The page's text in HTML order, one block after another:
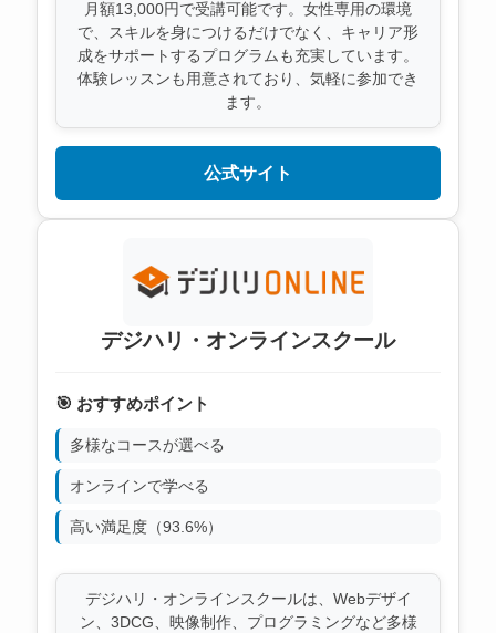
月額13,000円で受講可能です。女性専用の環境
で、スキルを身につけるだけでなく、キャリア形
成をサポートするプログラムも充実しています。
体験レッスンも用意されており、気軽に参加でき
ます。
公式サイト
デジハリ・オンラインスクール
🎯 おすすめポイント
多様なコースが選べる
オンラインで学べる
高い満足度（93.6%）
デジハリ・オンラインスクールは、Webデザイ
ン、3DCG、映像制作、プログラミングなど多様